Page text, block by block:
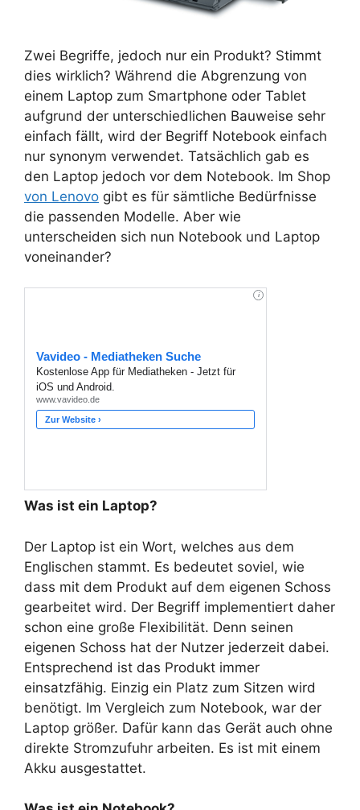
Zwei Begriffe, jedoch nur ein Produkt? Stimmt
dies wirklich? Während die Abgrenzung von
einem Laptop zum Smartphone oder Tablet
aufgrund der unterschiedlichen Bauweise sehr
einfach fällt, wird der Begriff Notebook einfach
nur synonym verwendet. Tatsächlich gab es
den Laptop jedoch vor dem Notebook. Im Shop
von Lenovo gibt es für sämtliche Bedürfnisse
die passenden Modelle. Aber wie
unterscheiden sich nun Notebook und Laptop
voneinander?
Was ist ein Laptop?
Der Laptop ist ein Wort, welches aus dem
Englischen stammt. Es bedeutet soviel, wie
dass mit dem Produkt auf dem eigenen Schoss
gearbeitet wird. Der Begriff implementiert daher
schon eine große Flexibilität. Denn seinen
eigenen Schoss hat der Nutzer jederzeit dabei.
Entsprechend ist das Produkt immer
einsatzfähig. Einzig ein Platz zum Sitzen wird
benötigt. Im Vergleich zum Notebook, war der
Laptop größer. Dafür kann das Gerät auch ohne
direkte Stromzufuhr arbeiten. Es ist mit einem
Akku ausgestattet.